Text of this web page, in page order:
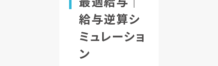
給与逆算シ
ミュレーショ
ン